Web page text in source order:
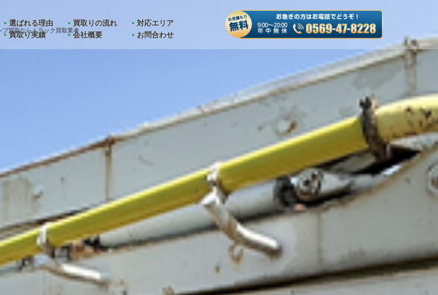
/home/kawashoji/truck-kaitori.jp/public_html/wp-content/themes/truck-kaitori/header.phpon line50
買取ならトラック買取業者
選ばれる理由 買取りの流れ
対応エリア
買取り実績 会社概要 お問合わせ